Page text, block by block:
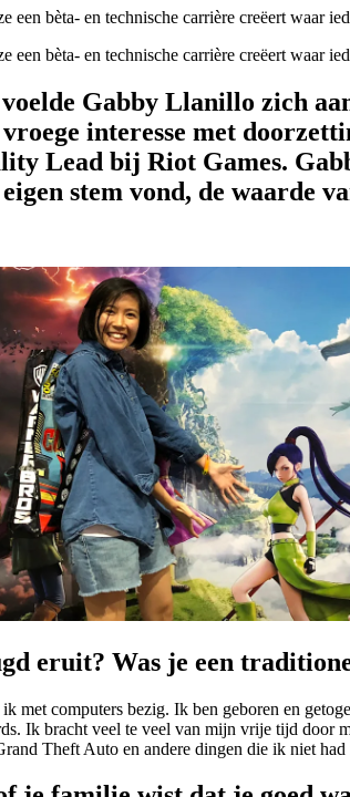
een bèta- en technische carrière creëert waar
een bèta- en technische carrière creëert waar
Gabby Llanillo zich
interesse met
Lead bij Riot Games.
stem vond, de waarde
eruit? Was je een
met computers bezig. Ik ben geboren en
Ik bracht veel te veel van mijn vrije tijd door
Theft Auto en andere dingen die ik niet